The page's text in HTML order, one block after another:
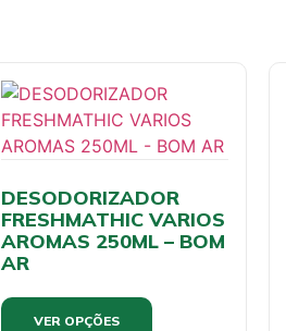
DESODORIZADOR
FRESHMATHIC VARIOS
AROMAS 250ML – BOM
AR
VER OPÇÕES